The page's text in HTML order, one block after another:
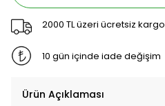
2000 TL üzeri ücretsiz kargo
10 gün içinde iade değişim
Ürün Açıklaması